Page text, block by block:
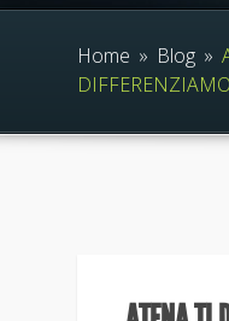
Home » Blog »
DIFFERENZIAMO